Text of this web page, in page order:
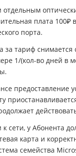
плата 100₽
порта.
за тариф снимается
1/(кол-во дней в
предоставление
сети, у Абонента
карта и
семейства